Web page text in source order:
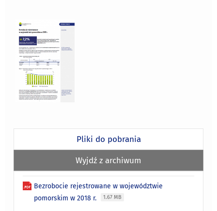
Pliki do pobrania
Wyjdź z archiwum
Bezrobocie rejestrowane w województwie
pomorskim w 2018 r.
1.67 MB